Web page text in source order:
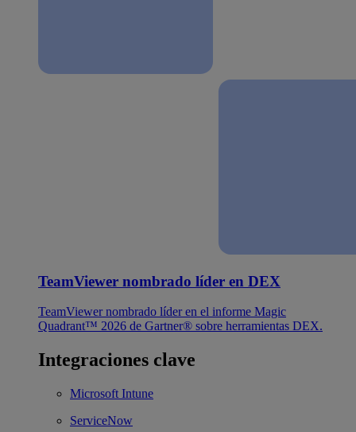
TeamViewer nombrado líder en DEX
TeamViewer nombrado líder en el informe Magic
Quadrant™ 2026 de Gartner® sobre herramientas DEX.
Integraciones clave
Microsoft Intune
ServiceNow